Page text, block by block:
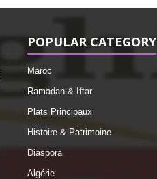
POPULAR CATEGORY
Maroc
Ramadan & Iftar
Plats Principaux
Histoire & Patrimoine
Diaspora
Algérie